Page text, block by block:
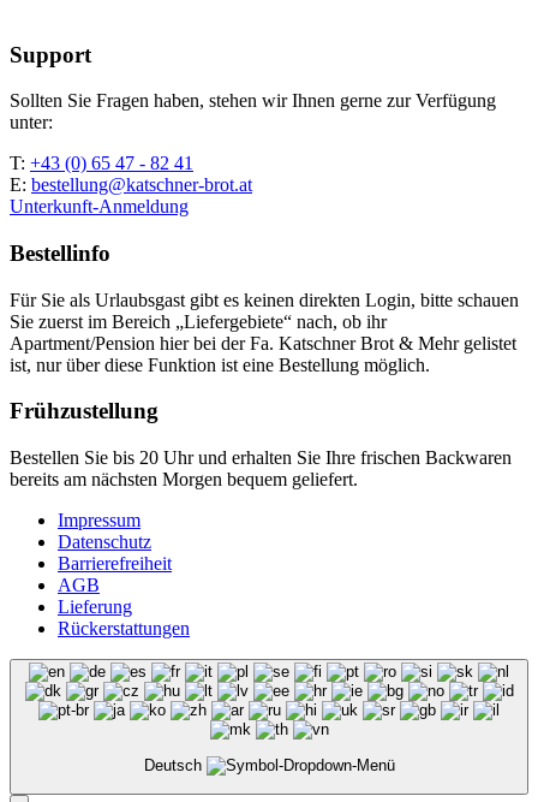
Support
Sollten Sie Fragen haben, stehen wir Ihnen gerne zur Verfügung
unter:
T: +43 (0) 65 47 - 82 41
E: bestellung@katschner-brot.at
Unterkunft-Anmeldung
Bestellinfo
Für Sie als Urlaubsgast gibt es keinen direkten Login, bitte schauen
Sie zuerst im Bereich „Liefergebiete“ nach, ob ihr
Apartment/Pension hier bei der Fa. Katschner Brot & Mehr gelistet
ist, nur über diese Funktion ist eine Bestellung möglich.
Frühzustellung
Bestellen Sie bis 20 Uhr und erhalten Sie Ihre frischen Backwaren
bereits am nächsten Morgen bequem geliefert.
Impressum
Datenschutz
Barrierefreiheit
AGB
Lieferung
Rückerstattungen
Deutsch